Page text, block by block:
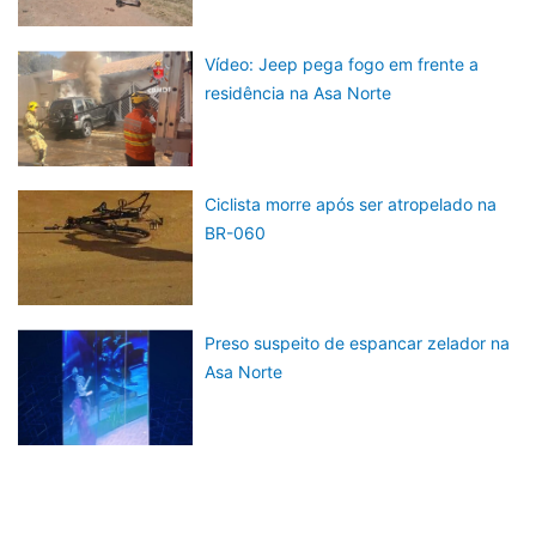
Vídeo: Jeep pega fogo em frente a
residência na Asa Norte
Ciclista morre após ser atropelado na
BR-060
Preso suspeito de espancar zelador na
Asa Norte